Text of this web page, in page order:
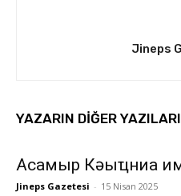
Jineps
YAZARIN DIĞER YAZILARI
Асҭамыр Кәыҵниа
Jineps Gazetesi - 15 Nisan 2025